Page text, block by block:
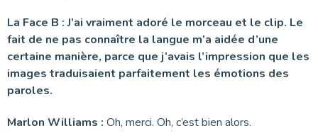
La Face B : J’ai vraiment adoré le morceau et le clip. Le
fait de ne pas connaître la langue m’a aidée d’une
certaine manière, parce que j’avais l’impression que les
images traduisaient parfaitement les émotions des
paroles.
Marlon Williams : Oh, merci. Oh, c’est bien alors.